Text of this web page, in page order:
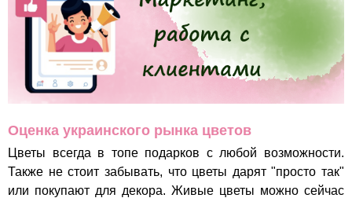
Оценка украинского рынка цветов
Цветы всегда в топе подарков с любой возможности.
Также не стоит забывать, что цветы дарят "просто так"
или покупают для декора. Живые цветы можно сейчас